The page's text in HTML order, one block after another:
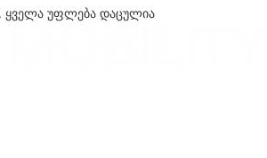
ყველა უფლება დაცულია